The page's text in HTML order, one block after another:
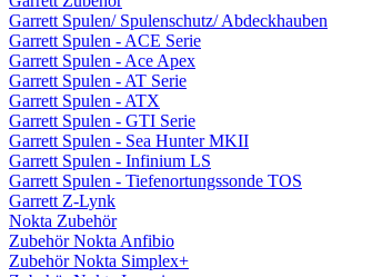
Garrett Spulen/ Spulenschutz/ Abdeckhauben
Garrett Spulen - ACE Serie
Garrett Spulen - Ace Apex
Garrett Spulen - AT Serie
Garrett Spulen - ATX
Garrett Spulen - GTI Serie
Garrett Spulen - Sea Hunter MKII
Garrett Spulen - Infinium LS
Garrett Spulen - Tiefenortungssonde TOS
Garrett Z-Lynk
Nokta Zubehör
Zubehör Nokta Anfibio
Zubehör Nokta Simplex+